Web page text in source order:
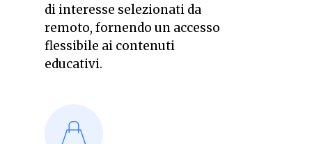
di interesse selezionati da
remoto, fornendo un accesso
flessibile ai contenuti
educativi.